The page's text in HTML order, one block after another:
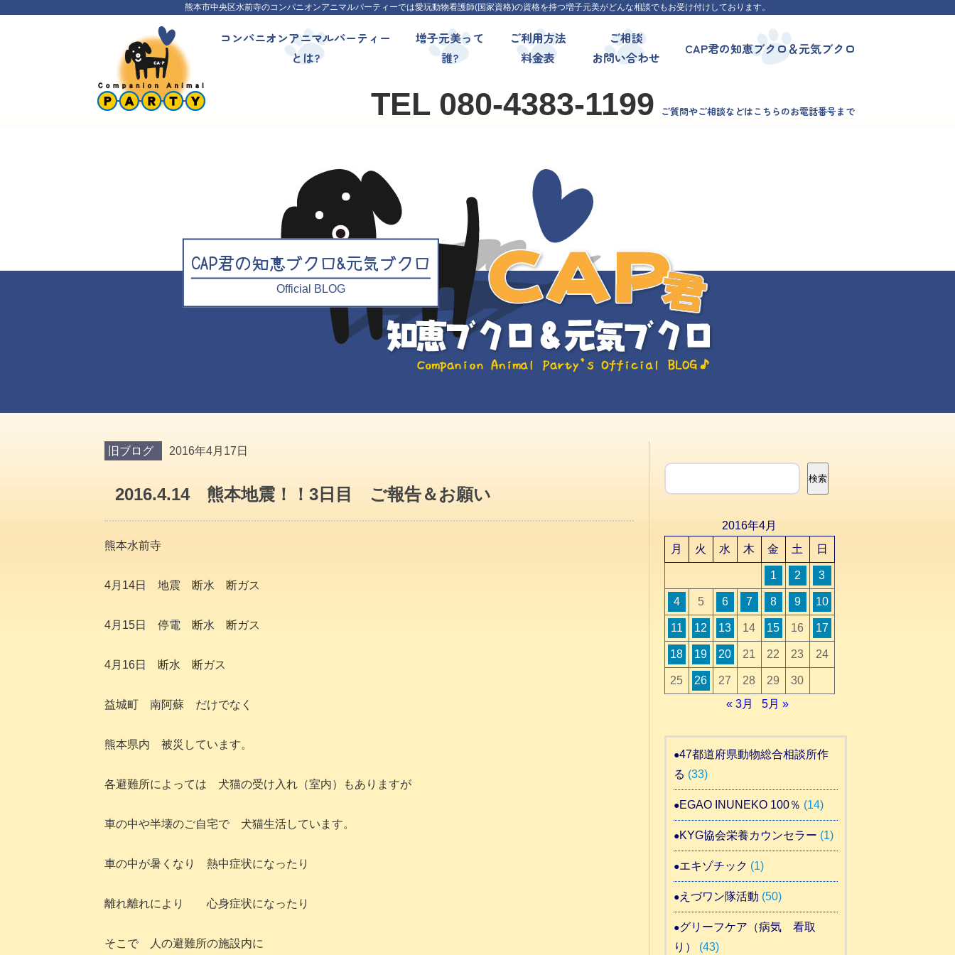
熊本市中央区水前寺のコンパニオンアニマルパーティーでは愛玩動物看護師(国家資格)の資格を持つ増子元美がどんな相談でもお受け付けしております。
コンパニオンアニマルパーティー
とは?
増子元美って
誰?
ご利用方法
料金表
ご相談
お問い合わせ
CAP君の知恵ブクロ＆元気ブクロ
TEL 080-4383-1199 ご質問やご相談などはこちらのお電話番号まで
CAP君の知恵ブクロ&元気ブクロ
Official BLOG
旧ブログ 2016年4月17日
2016.4.14 熊本地震！！3日目 ご報告＆お願い
熊本水前寺
4月14日 地震 断水 断ガス
4月15日 停電 断水 断ガス
4月16日 断水 断ガス
益城町 南阿蘇 だけでなく
熊本県内 被災しています。
各避難所によっては 犬猫の受け入れ（室内）もありますが
車の中や半壊のご自宅で 犬猫生活しています。
車の中が暑くなり 熱中症状になったり
離れ離れにより 心身症状になったり
そこで 人の避難所の施設内に
検索
検索
2016年4月
月
火 水 木 金 土 日
1 2 3
4 5 6 7 8 9 10
11 12 13 14 15 16 17
18 19 20 21 22 23 24
25 26 27 28 29
30
« 3月
5月 »
47都道府県動物総合相談所作
る (33)
EGAO INUNEKO 100％ (14)
KYG協会栄養カウンセラー (1)
エキゾチック (1)
えづワン隊活動 (50)
グリーフケア（病気 看取
り）
(43)